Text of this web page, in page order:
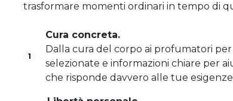
trasformare momenti ordinari in tempo di
1
Cura concreta.
Dalla cura del corpo ai profumatori per
selezionate e informazioni chiare per
che risponde davvero alle tue